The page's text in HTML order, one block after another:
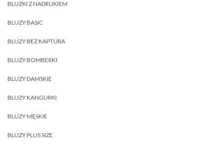
BLUZKI Z NADRUKIEM
BLUZY BASIC
BLUZY BEZ KAPTURA
BLUZY BOMBERKI
BLUZY DAMSKIE
BLUZY KANGURKI
BLUZY MĘSKIE
BLUZY PLUS SIZE